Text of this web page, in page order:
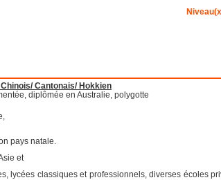
Cantonais/ Hokkien
diplômée en Australie, polygotte
pays natale.
et
lycées classiques et professionnels, diverses écoles